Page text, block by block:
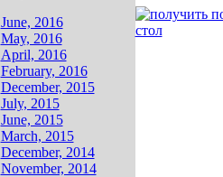
June, 2016
May, 2016
April, 2016
February, 2016
December, 2015
July, 2015
June, 2015
March, 2015
December, 2014
November, 2014